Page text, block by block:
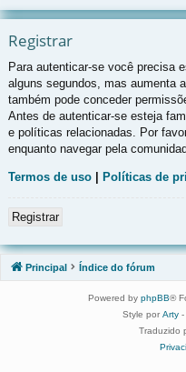
Registrar
Para autenticar-se você precisa
alguns segundos, mas aumenta
também pode conceder
Antes de autenticar-se esteja
e políticas relacionadas. Por
enquanto navegar pela
Termos de uso Políticas de
Registrar
Principal Índice do fórum
Powered by phpBB®
Style por Arty -
Traduzido